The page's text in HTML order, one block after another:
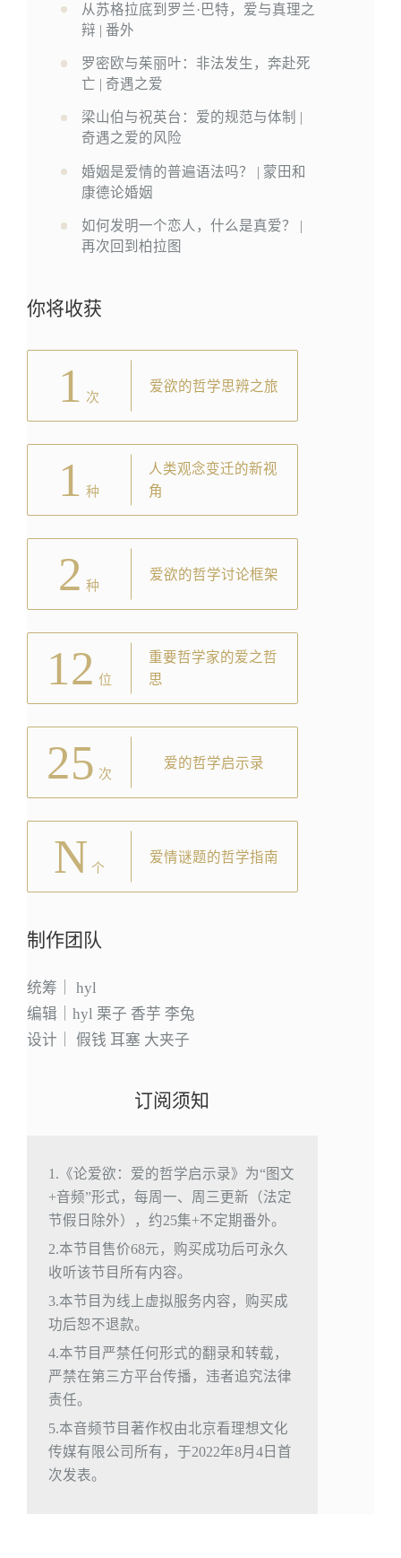
从苏格拉底到罗兰·巴特，爱与真理之
辩 | 番外
罗密欧与茱丽叶：非法发生，奔赴死
亡 | 奇遇之爱
梁山伯与祝英台：爱的规范与体制 |
奇遇之爱的风险
婚姻是爱情的普遍语法吗？ | 蒙田和
康德论婚姻
如何发明一个恋人，什么是真爱？ |
再次回到柏拉图
你将收获
1 次
爱欲的哲学思辨之旅
1 种
人类观念变迁的新视
角
2 种
爱欲的哲学讨论框架
12 位
重要哲学家的爱之哲
思
25 次
爱的哲学启示录
N 个
爱情谜题的哲学指南
制作团队
统筹｜ hyl
编辑｜hyl 栗子 香芋 李兔
设计｜ 假钱 耳塞 大夹子
订阅须知
1.《论爱欲：爱的哲学启示录》为“图文
+音频”形式，每周一、周三更新（法定
节假日除外），约25集+不定期番外。
2.本节目售价68元，购买成功后可永久
收听该节目所有内容。
3.本节目为线上虚拟服务内容，购买成
功后恕不退款。
4.本节目严禁任何形式的翻录和转载，
严禁在第三方平台传播，违者追究法律
责任。
5.本音频节目著作权由北京看理想文化
传媒有限公司所有，于2022年8月4日首
次发表。